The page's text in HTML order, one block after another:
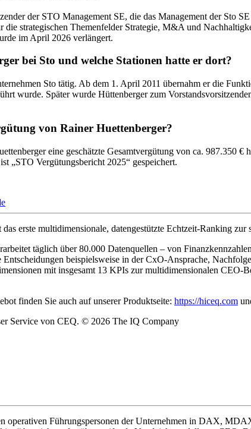
der STO Management SE, die das Management der Sto
strategischen Themenfelder Strategie, M&A und
im April 2026 verlängert.
bei Sto und welche Stationen hatte er dort?
Sto tätig. Ab dem 1. April 2011 übernahm er die
wurde. Später wurde Hüttenberger zum
von Rainer Huettenberger?
eine geschätzte Gesamtvergütung von ca. 987.350
„STO Vergütungsbericht 2025“ gespeichert.
erste multidimensionale, datengestützte Echtzeit-Ranking zur
täglich über 80.000 Datenquellen – von
beispielsweise in der CxO-Ansprache,
mit insgesamt 13 KPIs zur multidimensionalen
finden Sie auch auf unserer Produktseite: https://hiceq.com
Service von CEQ. © 2026 The IQ Company
operativen Führungspersonen der Unternehmen in DAX,